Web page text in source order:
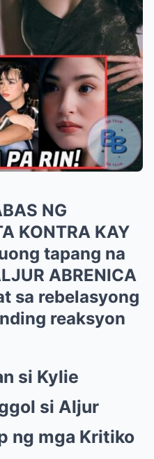
NG
KONTRA KAY
tapang na
ABRENICA
sa rebelasyong
reaksyon
si Kylie
si Aljur
ng mga Kritiko